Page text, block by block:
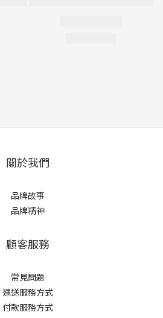
關於我們
品牌故事
品牌精神
顧客服務
常見問題
運送服務方式
付款服務方式